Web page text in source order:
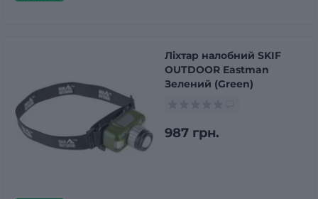
Ліхтар налобний SKIF
OUTDOOR Eastman
Зелений (Green)
987 грн.